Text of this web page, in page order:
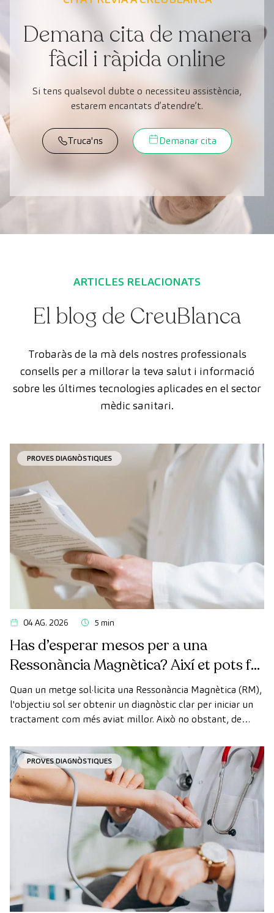
Demana cita de manera
fàcil i ràpida online
Si tens qualsevol dubte o necessiteu assistència,
estarem encantats d’atendre’t.
Truca'ns Demanar cita
ARTICLES RELACIONATS
El blog de CreuBlanca
Trobaràs de la mà dels nostres professionals
consells per a millorar la teva salut i informació
sobre les últimes tecnologies aplicades en el sector
mèdic sanitari.
PROVES DIAGNÒSTIQUES
04 AG. 2026 5 min
Has d’esperar mesos per a una
Ressonància Magnètica? Així et pots fer
la prova de manera ràpida com a
pacient privat
Quan un metge sol·licita una Ressonància Magnètica (RM),
l'objectiu sol ser obtenir un diagnòstic clar per iniciar un
tractament com més aviat millor. Això no obstant, de
poden trigar més del desitjat.
PROVES DIAGNÒSTIQUES